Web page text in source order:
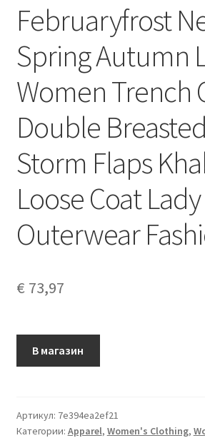
Februaryfrost
Spring Autumn
Women Trench
Double
Storm Flaps
Loose Coat Lady
Outerwear
€ 73,97
В магазин
Артикул: 7e394ea2ef21
Категории: Apparel, Women's Clothing,